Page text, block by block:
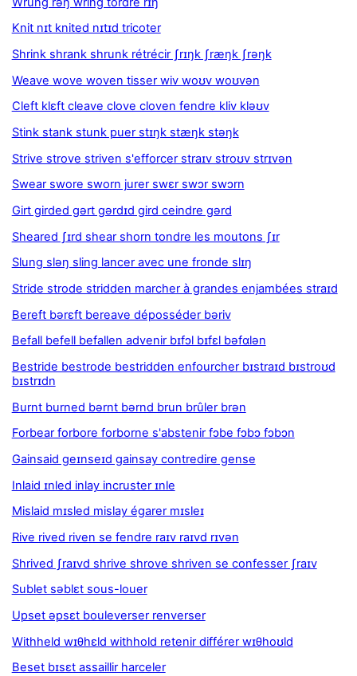
Knit nɪt knited nɪtɪd tricoter
Shrink shrank shrunk rétrécir ʃrɪŋk ʃræŋk ʃrəŋk
Weave wove woven tisser wiv woʊv woʊvən
Cleft klɛft cleave clove cloven fendre kliv kləʊv
Stink stank stunk puer stɪŋk stæŋk stəŋk
Strive strove striven s'efforcer straɪv stroʊv strɪvən
Swear swore sworn jurer swɛr swɔr swɔrn
Girt girded gərt gərdɪd gird ceindre gərd
Sheared ʃɪrd shear shorn tondre les moutons ʃɪr
Slung sləŋ sling lancer avec une fronde slɪŋ
Stride strode stridden marcher à grandes enjambées straɪd
Bereft bərɛft bereave déposséder bəriv
Befall befell befallen advenir bɪfɔl bɪfɛl bəfɑlən
Bestride bestrode bestridden enfourcher bɪstraɪd bɪstroʊd
bɪstrɪdn
Burnt burned bərnt bərnd brun brûler brən
Forbear forbore forborne s'abstenir fɔbe fɔbɔ fɔbɔn
Gainsaid geɪnseɪd gainsay contredire gense
Inlaid ɪnled inlay incruster ɪnle
Mislaid mɪsled mislay égarer mɪsleɪ
Rive rived riven se fendre raɪv raɪvd rɪvən
Shrived ʃraɪvd shrive shrove shriven se confesser ʃraɪv
Sublet səblɛt sous-louer
Upset əpsɛt bouleverser renverser
Withheld wɪθhɛld withhold retenir différer wɪθhoʊld
Beset bɪsɛt assaillir harceler